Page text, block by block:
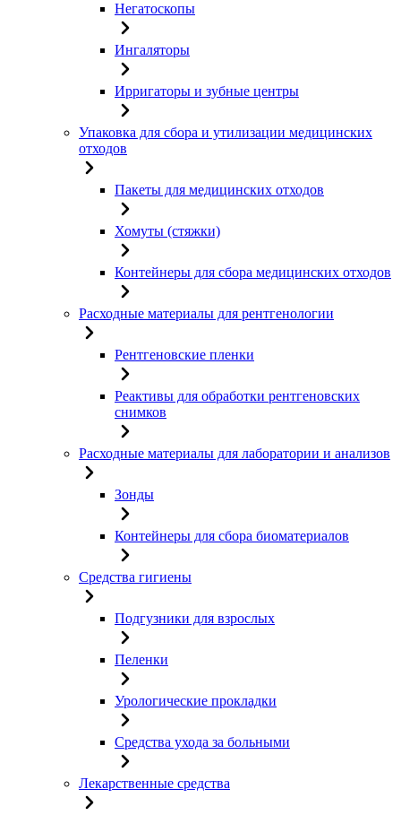
Негатоскопы
Ингаляторы
Ирригаторы и зубные центры
Упаковка для сбора и утилизации медицинских
отходов
Пакеты для медицинских отходов
Хомуты (стяжки)
Контейнеры для сбора медицинских отходов
Расходные материалы для рентгенологии
Рентгеновские пленки
Реактивы для обработки рентгеновских
снимков
Расходные материалы для лаборатории и анализов
Зонды
Контейнеры для сбора биоматериалов
Средства гигиены
Подгузники для взрослых
Пеленки
Урологические прокладки
Средства ухода за больными
Лекарственные средства